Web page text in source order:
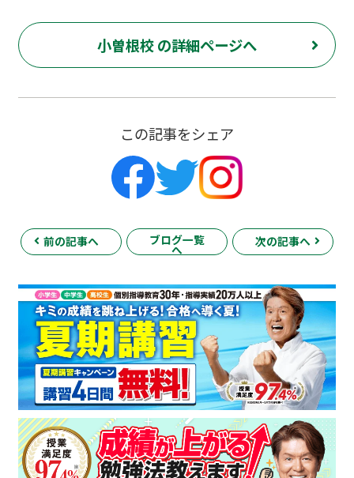
小曽根校 の詳細ページへ
この記事をシェア
前の記事へ ブログ一覧
へ
次の記事へ